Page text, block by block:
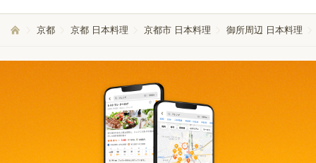
京都 京都 日本料理 京都市 日本料理 御所周辺 日本料理